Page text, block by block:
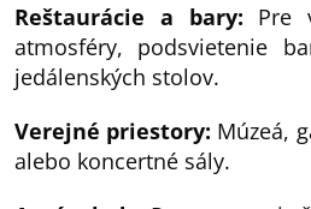
Reštaurácie a bary: Pre
atmosféry, podsvietenie
jedálenských stolov.
Verejné priestory: Múzeá,
alebo koncertné sály.